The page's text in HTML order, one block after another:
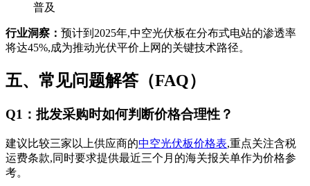
普及
行业洞察： 预计到2025年,中空光伏板在分布式电站的渗透率
将达45%,成为推动光伏平价上网的关键技术路径。
五、常见问题解答（FAQ）
Q1：批发采购时如何判断价格合理性？
建议比较三家以上供应商的中空光伏板价格表,重点关注含税
运费条款,同时要求提供最近三个月的海关报关单作为价格参
考。